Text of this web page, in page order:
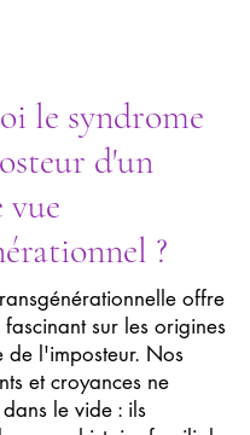
le syndrome
d'un
?
offre
sur les origines
de l'imposteur. Nos
et croyances ne
le vide : ils